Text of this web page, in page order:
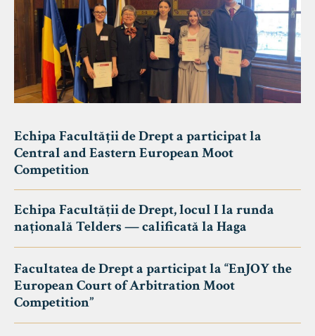
Echipa Facultății de Drept a participat la
Central and Eastern European Moot
Competition
Echipa Facultății de Drept, locul I la runda
națională Telders — calificată la Haga
Facultatea de Drept a participat la “EnJOY the
European Court of Arbitration Moot
Competition”